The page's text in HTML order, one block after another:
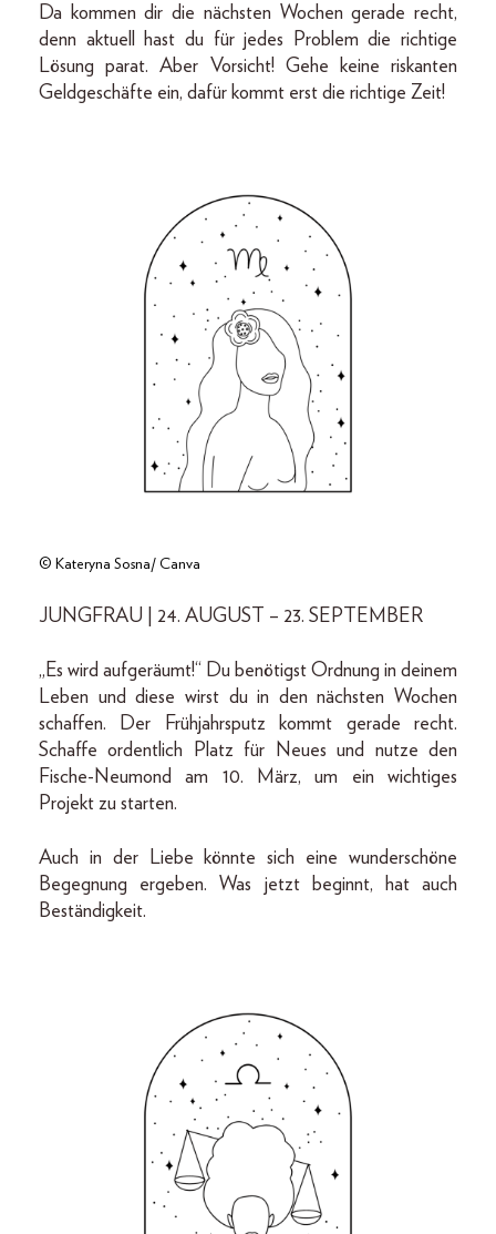
Da kommen dir die nächsten Wochen gerade recht,
denn aktuell hast du für jedes Problem die richtige
Lösung parat. Aber Vorsicht! Gehe keine riskanten
Geldgeschäfte ein, dafür kommt erst die richtige Zeit!
© Kateryna Sosna/ Canva
JUNGFRAU | 24. AUGUST – 23. SEPTEMBER
„Es wird aufgeräumt!“ Du benötigst Ordnung in deinem
Leben und diese wirst du in den nächsten Wochen
schaffen. Der Frühjahrsputz kommt gerade recht.
Schaffe ordentlich Platz für Neues und nutze den
Fische-Neumond am 10. März, um ein wichtiges
Projekt zu starten.
Auch in der Liebe könnte sich eine wunderschöne
Begegnung ergeben. Was jetzt beginnt, hat auch
Beständigkeit.